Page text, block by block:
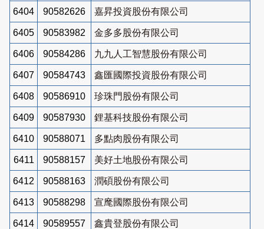
6404 90582626 嘉昇投資股份有限公司
6405 90583982 金多多股份有限公司
6406 90584286 九九人工智慧股份有限公司
6407 90584743 鑫匯國際投資股份有限公司
6408 90586910 珍珠門股份有限公司
6409 90587930 鋰基科技股份有限公司
6410 90588071 多點肉股份有限公司
6411 90588157 美好土地股份有限公司
6412 90588163 潤碩股份有限公司
6413 90588298 宣麾國際股份有限公司
6414 90589557 鑫貴登股份有限公司